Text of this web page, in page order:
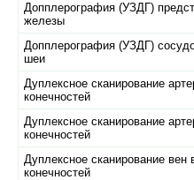
Допплерография (УЗДГ)
железы
Допплерография (УЗДГ)
шеи
Дуплексное сканирование
конечностей
Дуплексное сканирование
конечностей
Дуплексное сканирование вен
конечностей